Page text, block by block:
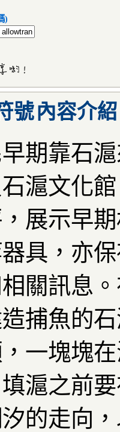
)
內容介紹
期靠石
滬文化
展示早
具，亦
關訊息
捕魚的
一塊塊
滬之前
的走向